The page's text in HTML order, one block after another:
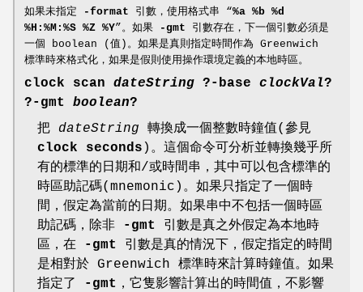
如果未指定 -format 引數，使用格式串 “%a %b %d
%H:%M:%S %Z %Y”。如果 -gmt 引數存在，下一個引數必須是
一個 boolean (值)。如果是真則指定時間作為 Greenwich
標準時來格式化，如果是假則使用操作環境定義的本地時區。
clock scan dateString ?-base clockVal?
?-gmt boolean?
把 dateString 轉換成一個整數時鐘值(參見
clock seconds )。這個命令可分析並轉換幾乎所
有的標準的日期和/或時間串，其中可以包含標準的
時區助記碼(mnemonic)。如果只指定了一個時
間，假定為當前的日期。如果串中不包括一個時區
助記碼，除非
-gmt
引數是真之外假定為本地時
區，在
-gmt
引數是真的情況下，假定指定的時間
是相對於 Greenwich 標準時來計算時鐘值。如果
指定了
-gmt ，它隻影響計算出的時間值，不影響